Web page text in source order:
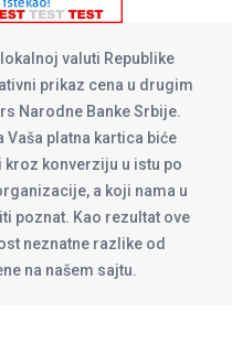
valuti Republike
prikaz cena u drugim
Narodne Banke Srbije.
platna kartica biće
konverziju u istu po
a koji nama u
poznat. Kao rezultat ove
neznatne razlike od
na našem sajtu.